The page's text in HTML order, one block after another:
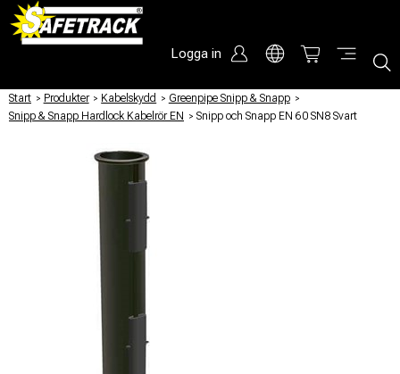
Logga in
Start / Produkter / Kabelskydd / Greenpipe Snipp & Snapp /
Snipp & Snapp Hardlock Kabelrör EN / Snipp och Snapp EN 60 SN8 Svart